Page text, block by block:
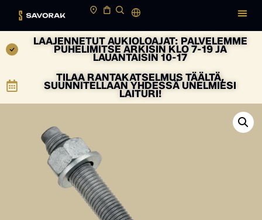
LAAJENNETUT AUKIOLOAJAT: PALVELEMME
PUHELIMITSE ARKISIN KLO 7-19 JA
LAUANTAISIN 10-17
TILAA RANTAKATSELMUS TÄÄLTÄ,
SUUNNITELLAAN YHDESSÄ UNELMIESI
LAITURI!